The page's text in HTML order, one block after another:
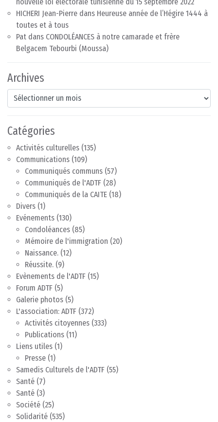
HICHERI Jean-Pierre dans Heureuse année de l’Hégire 1444 à
toutes et à tous
Pat dans CONDOLÉANCES à notre camarade et frère
Belgacem Tebourbi (Moussa)
Archives
Archives
Catégories
Activités culturelles (135)
Communications (109)
Communiqués communs (57)
Communiqués de l'ADTF (28)
Communiqués de la CAITE (18)
Divers (1)
Evénements (130)
Condoléances (85)
Mémoire de l'immigration (20)
Naissance. (12)
Réussite. (9)
Evènements de l'ADTF (15)
Forum ADTF (5)
Galerie photos (5)
L'association: ADTF (372)
Activités citoyennes (333)
Publications (11)
Liens utiles (1)
Presse (1)
Samedis Culturels de l'ADTF (55)
Santé (7)
Santé (3)
Société (25)
Solidarité (535)